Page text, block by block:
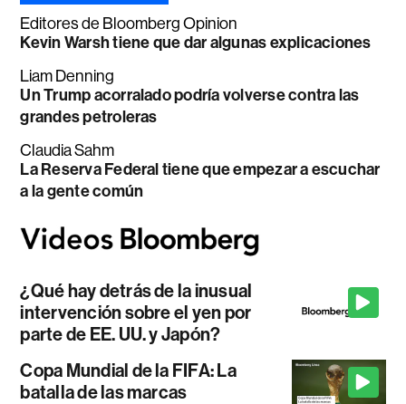
Editores de Bloomberg Opinion
Kevin Warsh tiene que dar algunas explicaciones
Liam Denning
Un Trump acorralado podría volverse contra las
grandes petroleras
Claudia Sahm
La Reserva Federal tiene que empezar a escuchar
a la gente común
¿Qué hay detrás de la inusual
intervención sobre el yen por
parte de EE. UU. y Japón?
Copa Mundial de la FIFA: La
batalla de las marcas